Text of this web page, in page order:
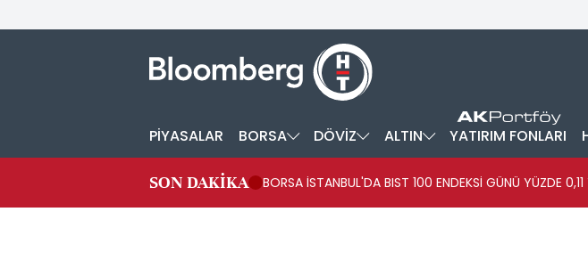
PİYASALAR BORSA DÖVİZ ALTIN YATIRIM FONLARI
SON DAKİKA BORSA İSTANBUL'DA BIST 100 ENDEKSİ GÜNÜ YÜZDE